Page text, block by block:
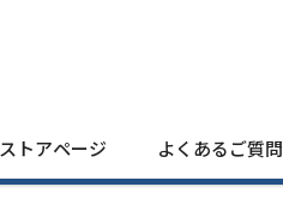
ストアページ よくあるご質問